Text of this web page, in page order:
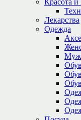
Красота и
Лекарства
Одежда